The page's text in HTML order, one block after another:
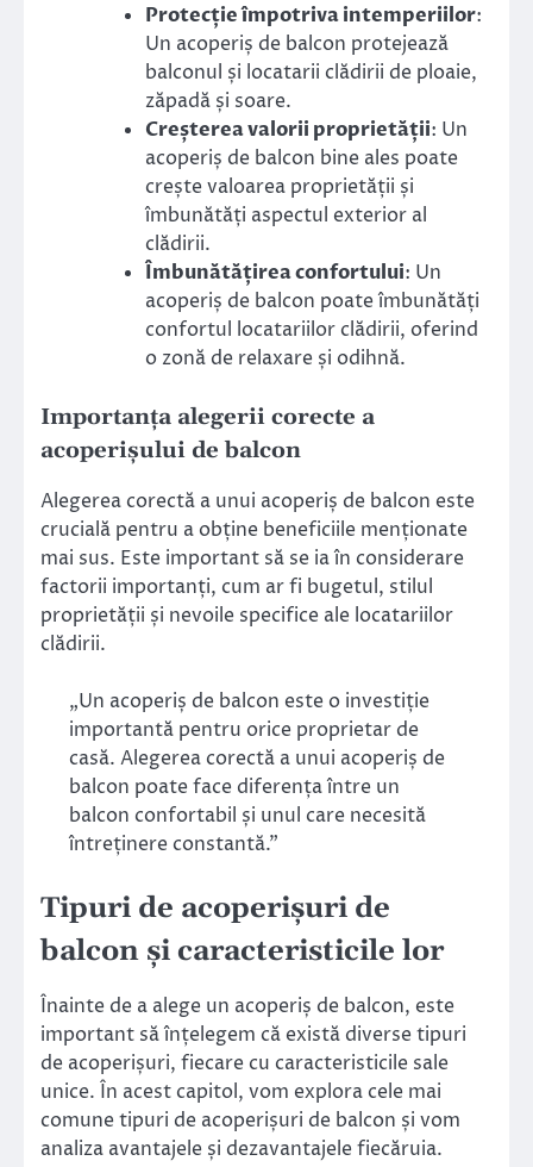
Protecție împotriva intemperiilor:
Un acoperiș de balcon protejează
balconul și locatarii clădirii de ploaie,
zăpadă și soare.
Creșterea valorii proprietății: Un
acoperiș de balcon bine ales poate
crește valoarea proprietății și
îmbunătăți aspectul exterior al
clădirii.
Îmbunătățirea confortului: Un
acoperiș de balcon poate îmbunătăți
confortul locatariilor clădirii, oferind
o zonă de relaxare și odihnă.
Importanța alegerii corecte a
acoperișului de balcon
Alegerea corectă a unui acoperiș de balcon este
crucială pentru a obține beneficiile menționate
mai sus. Este important să se ia în considerare
factorii importanți, cum ar fi bugetul, stilul
proprietății și nevoile specifice ale locatariilor
clădirii.
„Un acoperiș de balcon este o investiție
importantă pentru orice proprietar de
casă. Alegerea corectă a unui acoperiș de
balcon poate face diferența între un
balcon confortabil și unul care necesită
întreținere constantă.”
Tipuri de acoperișuri de
balcon și caracteristicile lor
Înainte de a alege un acoperiș de balcon, este
important să înțelegem că există diverse tipuri
de acoperișuri, fiecare cu caracteristicile sale
unice. În acest capitol, vom explora cele mai
comune tipuri de acoperișuri de balcon și vom
analiza avantajele și dezavantajele fiecăruia.